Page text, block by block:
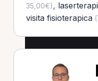
35,00€),
visita fisioterapica